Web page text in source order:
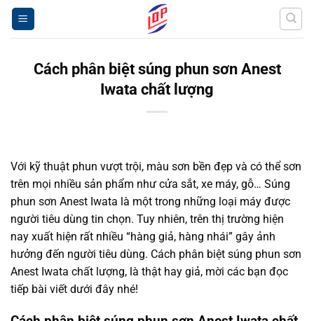
Bỏ
qua
nội
Cách phân biệt súng phun sơn Anest
Iwata chất lượng
Với kỹ thuật phun vượt trội, màu sơn bền đẹp và có thể sơn
trên mọi nhiều sản phẩm như cửa sắt, xe máy, gỗ… Súng
phun sơn Anest Iwata là một trong những loại máy được
người tiêu dùng tin chọn. Tuy nhiên, trên thị trường hiện
nay xuất hiện rất nhiều “hàng giả, hàng nhái” gây ảnh
hưởng đến người tiêu dùng. Cách phân biệt súng phun sơn
Anest Iwata chất lượng, là thật hay giả, mời các bạn đọc
tiếp bài viết dưới đây nhé!